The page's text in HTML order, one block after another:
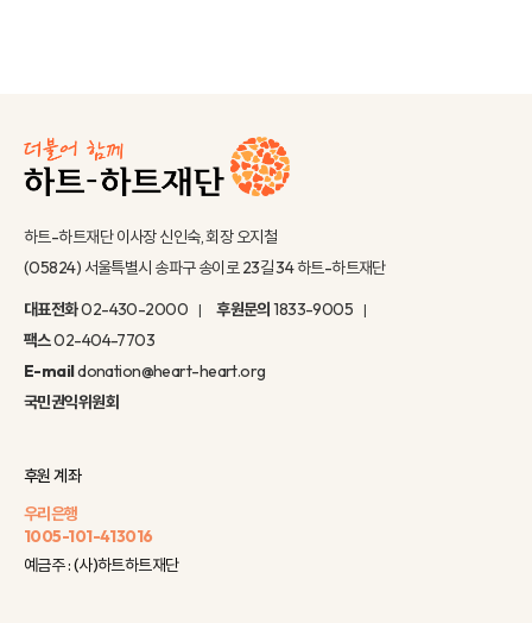
하트-하트재단 이사장 신인숙, 회장 오지철
(05824) 서울특별시 송파구 송이로 23길 34 하트-하트재단
대표전화02-430-2000 후원문의1833-9005
팩스02-404-7703
E-maildonation@heart-heart.org
국민권익위원회
후원 계좌
우리은행
1005-101-413016
예금주 : (사)하트하트재단